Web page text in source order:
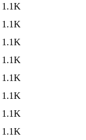
1.1K
1.1K
1.1K
1.1K
1.1K
1.1K
1.1K
1.1K